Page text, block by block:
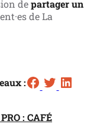
departager un
de La
:
: CAFÉ